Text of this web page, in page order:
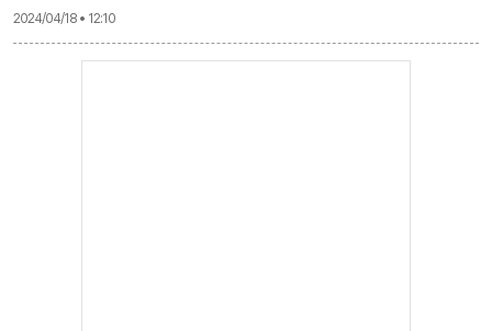
2024/04/18 • 12:10